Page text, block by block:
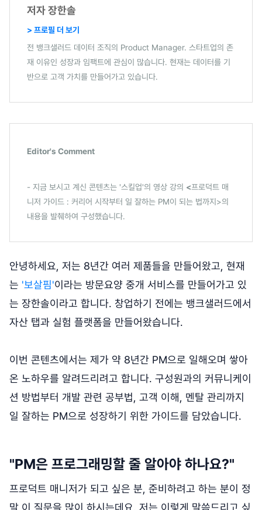
저자 장한솔
> 프로필 더 보기
전 뱅크샐러드 데이터 조직의 Product Manager. 스타트업의 존
재 이유인 성장과 임팩트에 관심이 많습니다. 현재는 데이터를 기
반으로 고객 가치를 만들어가고 있습니다.
Editor's Comment
- 지금 보시고 계신 콘텐츠는 '스킬업'의 영상 강의 <프로덕트 매
니저 가이드 : 커리어 시작부터 일 잘하는 PM이 되는 법까지>의
내용을 발췌하여 구성했습니다.
안녕하세요, 저는 8년간 여러 제품들을 만들어왔고, 현재
는 '보살핌'이라는 방문요양 중개 서비스를 만들어가고 있
는 장한솔이라고 합니다. 창업하기 전에는 뱅크샐러드에서
자산 탭과 실험 플랫폼을 만들어왔습니다.
이번 콘텐츠에서는 제가 약 8년간 PM으로 일해오며 쌓아
온 노하우를 알려드리려고 합니다. 구성원과의 커뮤니케이
션 방법부터 개발 관련 공부법, 고객 이해, 멘탈 관리까지
일 잘하는 PM으로 성장하기 위한 가이드를 담았습니다.
"PM은 프로그래밍할 줄 알아야 하나요?"
프로덕트 매니저가 되고 싶은 분, 준비하려고 하는 분이 정